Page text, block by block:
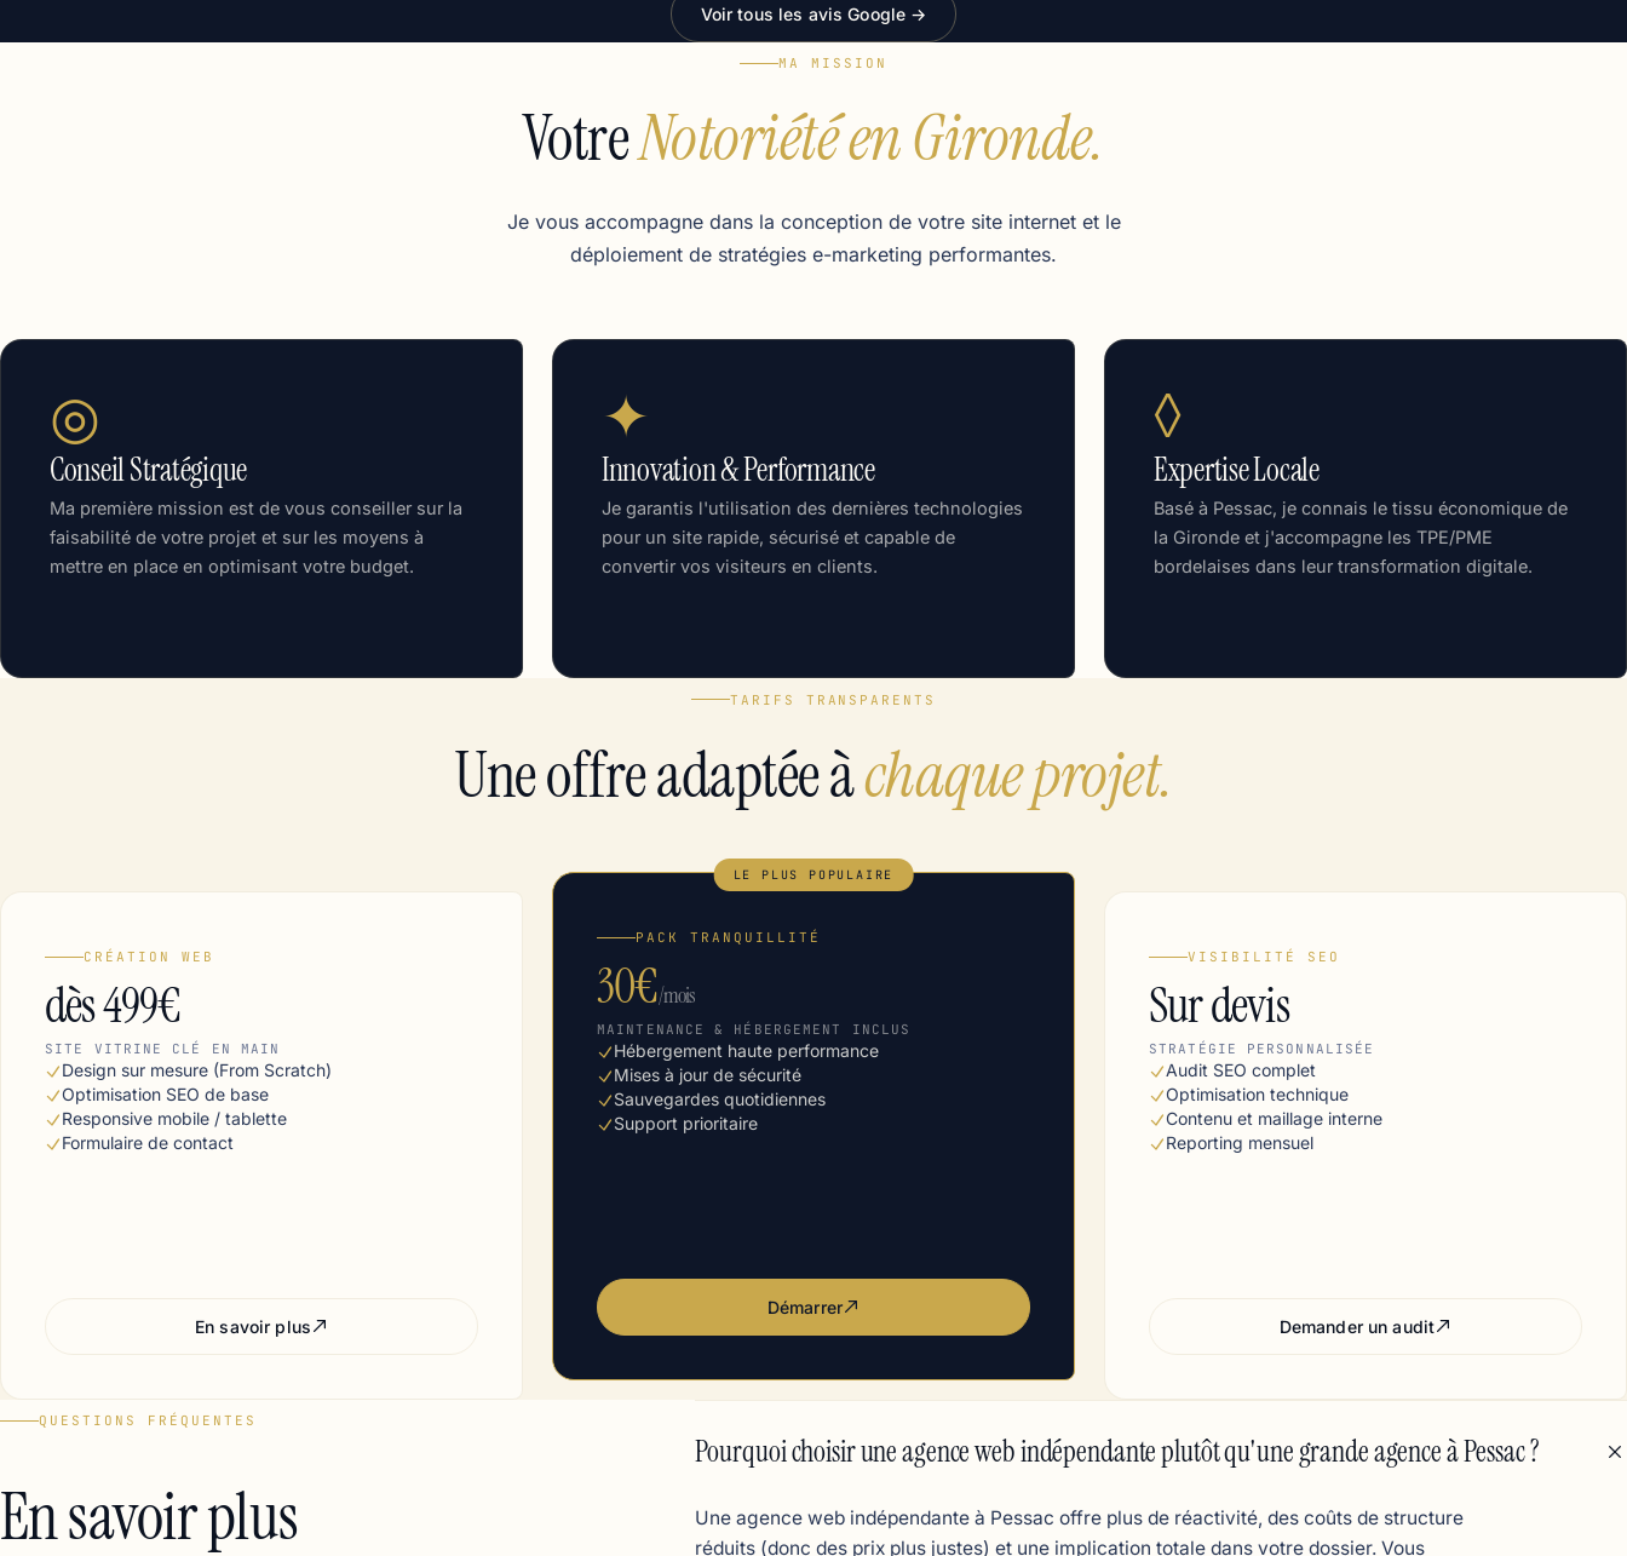
Voir tous les avis Google →
MA MISSION
VotreNotoriété en Gironde.
Je vous accompagne dans la conception de votre site internet et le
déploiement de stratégies e-marketing performantes.
◎
Conseil Stratégique
Ma première mission est de vous conseiller sur la
faisabilité de votre projet et sur les moyens à
mettre en place en optimisant votre budget.
✦
Innovation & Performance
Je garantis l'utilisation des dernières technologies
pour un site rapide, sécurisé et capable de
convertir vos visiteurs en clients.
◊
Expertise Locale
Basé à Pessac, je connais le tissu économique de
la Gironde et j'accompagne les TPE/PME
bordelaises dans leur transformation digitale.
TARIFS TRANSPARENTS
Une offre adaptée àchaque projet.
CRÉATION WEB
dès 499€
SITE VITRINE CLÉ EN MAIN
Design sur mesure (From Scratch)
Optimisation SEO de base
Responsive mobile / tablette
Formulaire de contact
En savoir plus
LE PLUS POPULAIRE
PACK TRANQUILLITÉ
30€/mois
MAINTENANCE & HÉBERGEMENT INCLUS
Hébergement haute performance
Mises à jour de sécurité
Sauvegardes quotidiennes
Support prioritaire
Démarrer
VISIBILITÉ SEO
Sur devis
STRATÉGIE PERSONNALISÉE
Audit SEO complet
Optimisation technique
Contenu et maillage interne
Reporting mensuel
Demander un audit
QUESTIONS FRÉQUENTES
En savoir plus
Pourquoi choisir une agence web indépendante plutôt qu'une grande agence à Pessac ?
Une agence web indépendante à Pessac offre plus de réactivité, des coûts de structure
réduits (donc des prix plus justes) et une implication totale dans votre dossier. Vous